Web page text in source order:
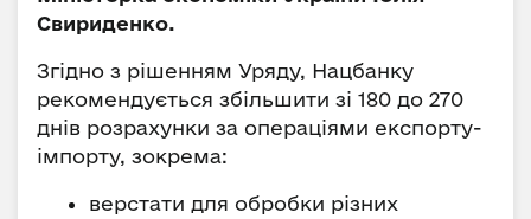
Свириденко.
Згідно з рішенням Уряду, Нацбанку
рекомендується збільшити зі 180 до 270
днів розрахунки за операціями експорту-
імпорту, зокрема:
верстати для обробки різних